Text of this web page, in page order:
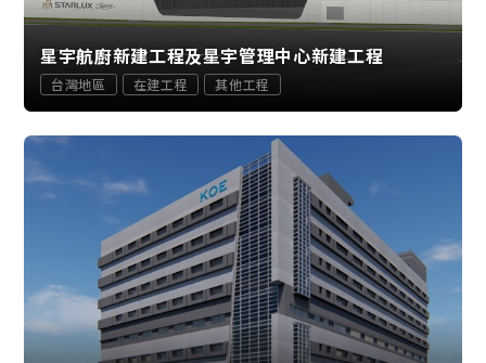
星宇航廚新建工程及星宇管理中心新建工程
台灣地區 在建工程 其他工程